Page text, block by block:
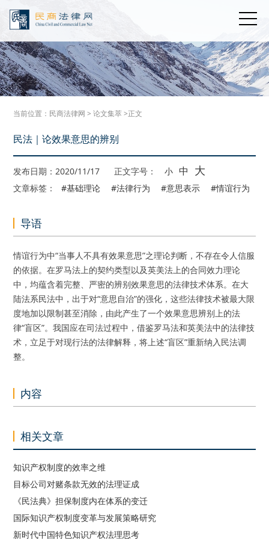
当前位置： 民商法律网 >论文集萃>正文
民法｜论效果意思的辨别
发布日期：2020/11/17 正文字号： 小 中 大
文章标签： #基础理论 #法律行为 #意思表示 #情谊行为
导语
情谊行为中“当事人不具有效果意思”之理论判断，不存在令人信服
的依据。在罗马法上的契约类型以及英美法上的合同效力理论
中，均蕴含着完整、严密的辨别效果意思的法律技术体系。在大
陆法系民法中，出于对“意思自治”的强化，这些法律技术被最大限
度地加以限制甚至消除，由此产生了一个效果意思辨别上的法
律“盲区”。我国应在司法过程中，借鉴罗马法和英美法中的法律技
术，立足于对现行法的法律解释，将上述“盲区”重新纳入民法调
整。
内容
相关文章
知识产权制度的效率之维
目标公司对赌条款无效的法理证成
《民法典》担保制度内在体系的变迁
国际知识产权制度变革与发展策略研究
新时代中国特色知识产权法理思考